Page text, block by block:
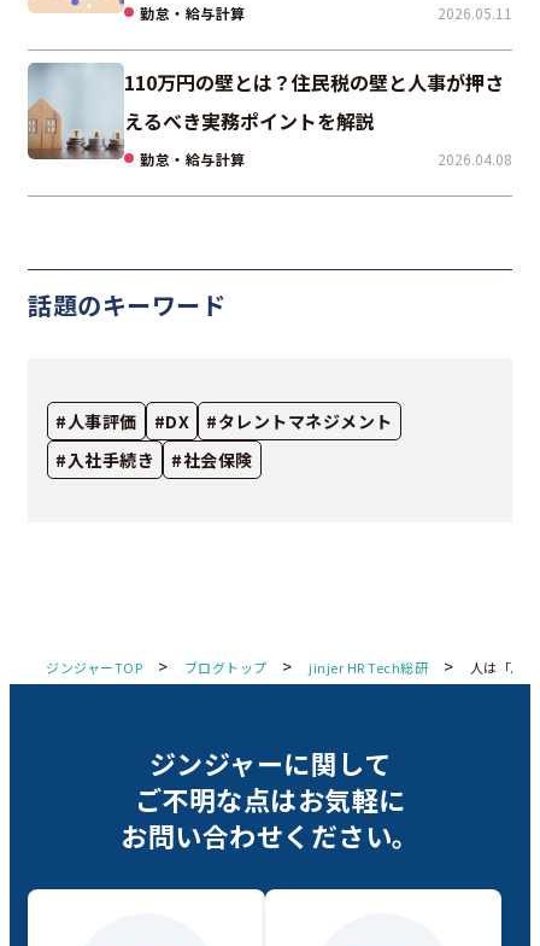
勤怠・給与計算 2026.05.11
110万円の壁とは？住民税の壁と人事が押さ
えるべき実務ポイントを解説
勤怠・給与計算 2026.04.08
話題のキーワード
#人事評価 #DX
#タレントマネジメント
#入社手続き
#社会保険
ジンジャーTOP > ブログトップ > jinjer HR Tech総研 > 人は「AI
ジンジャーに関して
ご不明な点はお気軽に
お問い合わせください。